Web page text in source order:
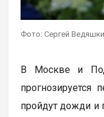
Фото: Сергей
В Москве и
прогнозируется
пройдут дожди и